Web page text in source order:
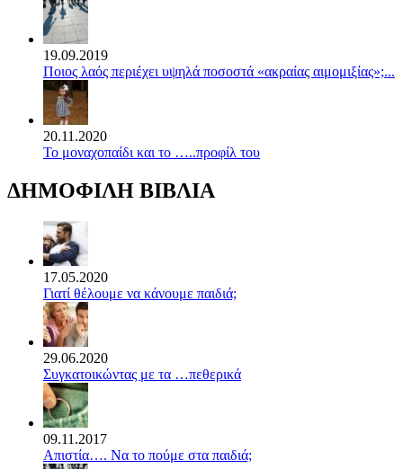
19.09.2019
Ποιος λαός περιέχει υψηλά ποσοστά «ακραίας αιμομιξίας»;...
20.11.2020
Το μοναχοπαίδι και το …..προφίλ του
ΔΗΜΟΦΙΛΗ ΒΙΒΛΙΑ
17.05.2020
Γιατί θέλουμε να κάνουμε παιδιά;
29.06.2020
Συγκατοικώντας με τα …πεθερικά
09.11.2017
Απιστία…. Να το πούμε στα παιδιά;